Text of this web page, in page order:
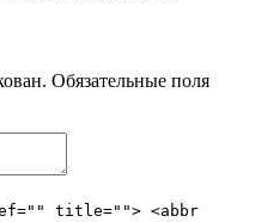
Обязательные поля
title=""> <abbr